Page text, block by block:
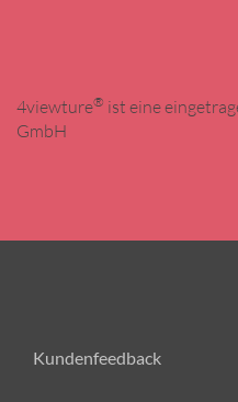
4viewture® ist eine
GmbH
Kundenfeedback